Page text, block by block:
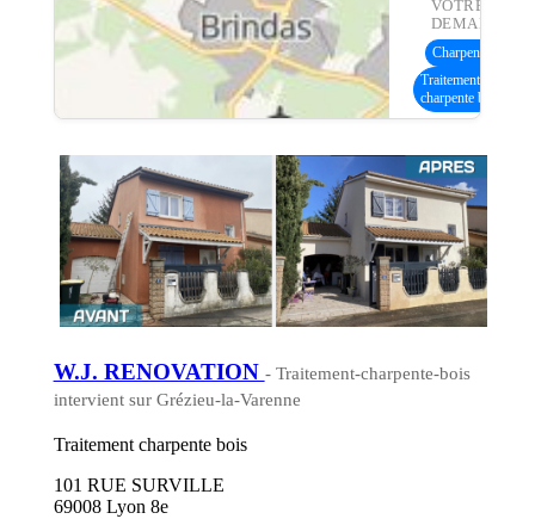
VOTRE
DEMANDE :
Charpente bois
Traitement
charpente bois
W.J. RENOVATION - Traitement-charpente-bois
intervient sur Grézieu-la-Varenne
Traitement charpente bois
101 RUE SURVILLE
69008 Lyon 8e